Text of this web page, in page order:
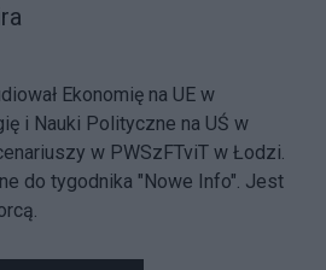
Ekonomię na UE w
i Nauki Polityczne na UŚ w
w PWSzFTviT w Łodzi.
do tygodnika "Nowe Info". Jest